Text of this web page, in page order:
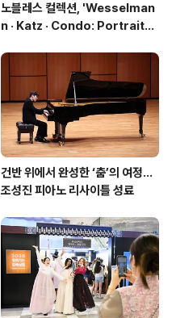
노블레스 컬렉션, 'Wesselman
n · Katz · Condo: Portraits i
건반 위에서 완성한 ‘춤’의 여정…
조성진 피아노 리사이틀 성료